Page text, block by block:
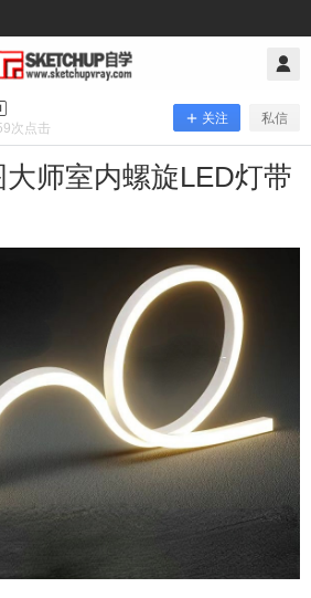
次点击
关注 私信
师室内螺旋LED灯带
自学
大师室内螺旋LED灯带
视频用到的插件下载（全员免
228846.html
频少校录制了完整的语言讲解
本站，然后在下方下载 ↓ （如